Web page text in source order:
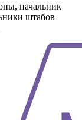
начальник
штабов